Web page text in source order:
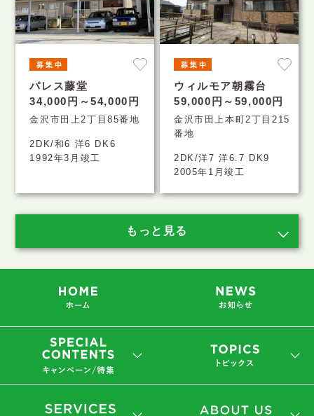
パレス藤堂
34,000円～54,000円
金沢市田上2丁目85番地
2DK/和6 洋6 DK6
1992年3月竣工
ウィルモア朝霧台
59,000円～59,000円
金沢市田上本町2丁目215
番地
2DK/洋7 洋6.7 DK9
2005年1月竣工